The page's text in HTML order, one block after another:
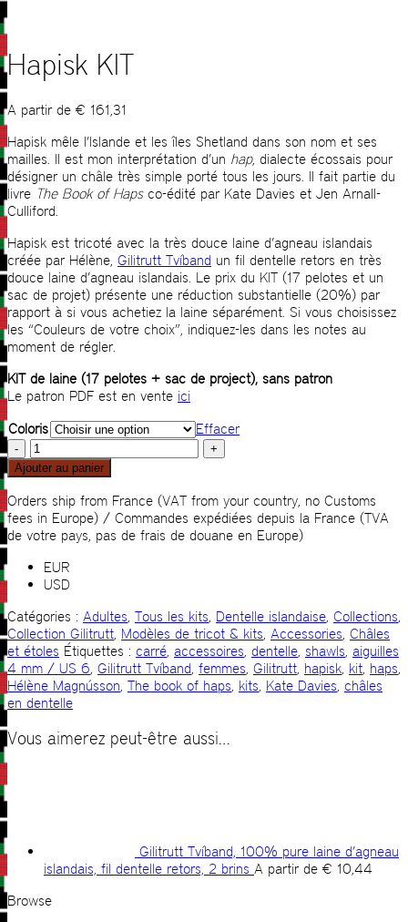
Hapisk KIT
A partir de € 161,31
Hapisk mêle l’Islande et les îles Shetland dans son nom et ses
mailles. Il est mon interprétation d’un hap, dialecte écossais pour
désigner un châle très simple porté tous les jours. Il fait partie du
livre The Book of Hapsco-édité par Kate Davies et Jen Arnall-
Culliford.
Hapisk est tricoté avec la très douce laine d’agneau islandais
créée par Hélène, Gilitrutt Tvíband un fil dentelle retors en très
douce laine d’agneau islandais. Le prix du KIT (17 pelotes et un
sac de projet) présente une réduction substantielle (20%) par
rapport à si vous achetiez la laine séparément. Si vous choisissez
les “Couleurs de votre choix”, indiquez-les dans les notes au
moment de régler.
KIT de laine (17 pelotes + sac de project), sans patron
Le patron PDF est en vente ici
Coloris
Effacer
quantité
de
Hapisk
KIT
Ajouter au panier
Orders ship from France (VAT from your country, no Customs
fees in Europe) / Commandes expédiées depuis la France (TVA
de votre pays, pas de frais de douane en Europe)
EUR
USD
Catégories : Adultes, Tous les kits, Dentelle islandaise, Collections,
Collection Gilitrutt, Modèles de tricot & kits, Accessories, Châles
et étoles Étiquettes : carré, accessoires, dentelle, shawls, aiguilles
4 mm / US 6, Gilitrutt Tvíband, femmes, Gilitrutt, hapisk, kit, haps,
Hélène Magnússon, The book of haps, kits, Kate Davies, châles
en dentelle
Vous aimerez peut-être aussi…
Gilitrutt Tvíband, 100% pure laine d’agneau
islandais, fil dentelle retors, 2 brins A partir de € 10,44
Browse